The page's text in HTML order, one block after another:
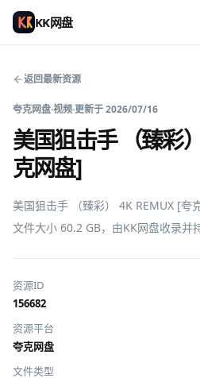
KK网盘
返回最新资源
夸克网盘·视频·更新于2026/07/16
美国狙击手 （臻彩
克网盘]
美国狙击手 （臻彩） 4K REMUX [夸
文件大小 60.2 GB，由KK网盘收录并
资源ID
156682
资源平台
夸克网盘
文件类型